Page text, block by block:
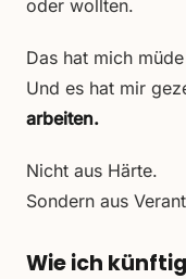
oder wollten.
Das hat mich
Und es hat mir
arbeiten.
Nicht aus Härte.
Sondern aus
Wie ich